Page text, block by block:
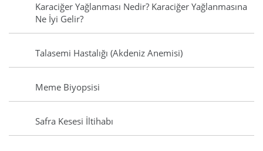
Karaciğer Yağlanması Nedir? Karaciğer Yağlanmasına
Ne İyi Gelir?
Talasemi Hastalığı (Akdeniz Anemisi)
Meme Biyopsisi
Safra Kesesi İltihabı